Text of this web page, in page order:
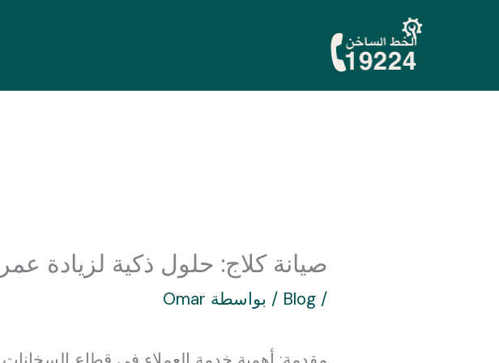
صيانة كلاج: حلول ذكية لزيادة عمر
/
Blog / بواسطة Omar